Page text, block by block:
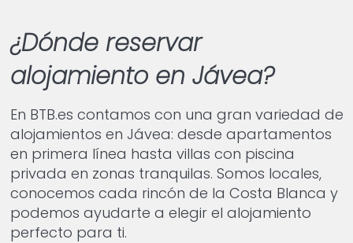
¿Dónde reservar
alojamiento en Jávea?
En BTB.es contamos con una gran variedad de
alojamientos en Jávea: desde apartamentos
en primera línea hasta villas con piscina
privada en zonas tranquilas. Somos locales,
conocemos cada rincón de la Costa Blanca y
podemos ayudarte a elegir el alojamiento
perfecto para ti.